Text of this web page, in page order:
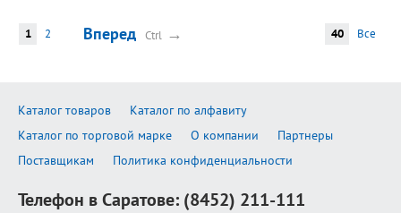
Вперед Ctrl →
1 2 40 Все
Каталог товаров
Каталог по алфавиту
Каталог по торговой марке
О компании
Партнеры
Поставщикам
Политика конфиденциальности
Телефон в Саратове: (8452) 211-111